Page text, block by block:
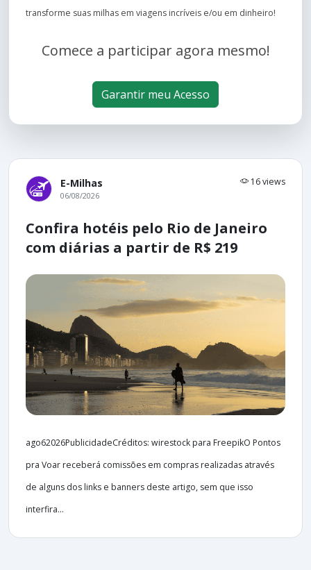
transforme suas milhas em viagens incríveis e/ou em dinheiro!
Comece a participar agora mesmo!
Garantir meu Acesso
E-Milhas 16 views
06/08/2026
Confira hotéis pelo Rio de Janeiro
com diárias a partir de R$ 219
ago62026PublicidadeCréditos: wirestock para FreepikO Pontos
pra Voar receberá comissões em compras realizadas através
de alguns dos links e banners deste artigo, sem que isso
interfira...